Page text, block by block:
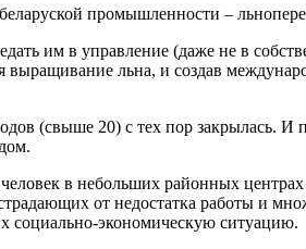
промышленности –
им в управление (даже не в
выращивание льна, и создав
(свыше 20) с тех пор закрылась.
в небольших районных
от недостатка работы и
социально-экономическую ситуацию.